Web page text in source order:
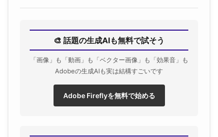
🎨 話題の生成AIも無料で試そう
「画像」も「動画」も「ベクター画像」も「効果音」も
Adobeの生成AIも実は結構すごいです
Adobe Fireflyを無料で始める